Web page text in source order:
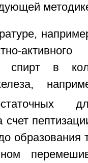
спирт в
счет
образования